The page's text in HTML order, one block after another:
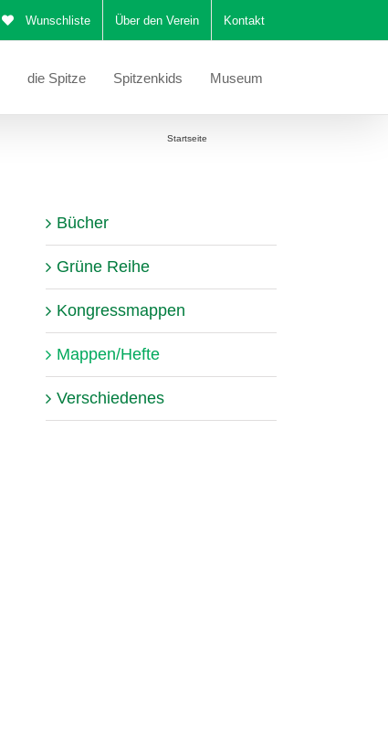
Wunschliste Über den Verein Kontakt
die Spitze Spitzenkids Museum
Startseite
Bücher
Grüne Reihe
Kongressmappen
Mappen/Hefte
Verschiedenes